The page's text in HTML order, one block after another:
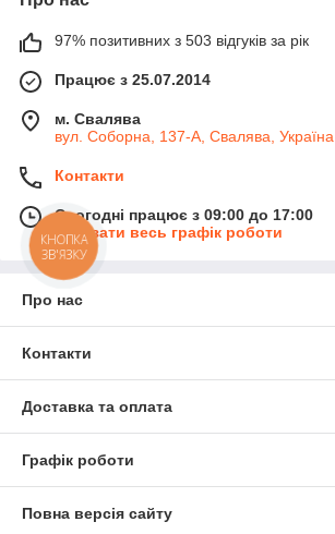
97% позитивних з 503 відгуків за рік
Працює з 25.07.2014
м. Свалява
вул. Соборна, 137-А, Свалява, Україна
Контакти
Сьогодні працює з 09:00 до 17:00
Показати весь графік роботи
Про нас
Контакти
Доставка та оплата
Графік роботи
Повна версія сайту
КНОПКА
ЗВ'ЯЗКУ